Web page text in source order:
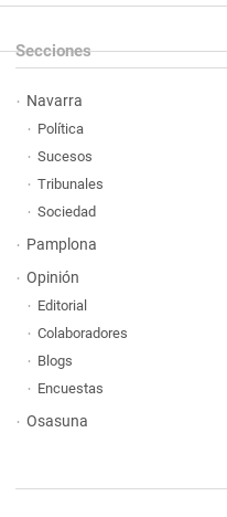
Secciones
Navarra
Política
Sucesos
Tribunales
Sociedad
Pamplona
Opinión
Editorial
Colaboradores
Blogs
Encuestas
Osasuna